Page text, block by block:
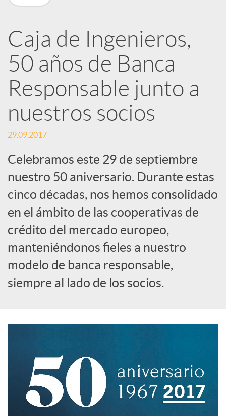
e
d
e
s
S
o
c
i
s
Caja de Ingenieros,
50 años de Banca
Responsable junto a
nuestros socios
29.09.2017
Celebramos este 29 de septiembre
nuestro 50 aniversario. Durante estas
cinco décadas, nos hemos consolidado
en el ámbito de las cooperativas de
crédito del mercado europeo,
manteniéndonos fieles a nuestro
modelo de banca responsable,
siempre al lado de los socios.